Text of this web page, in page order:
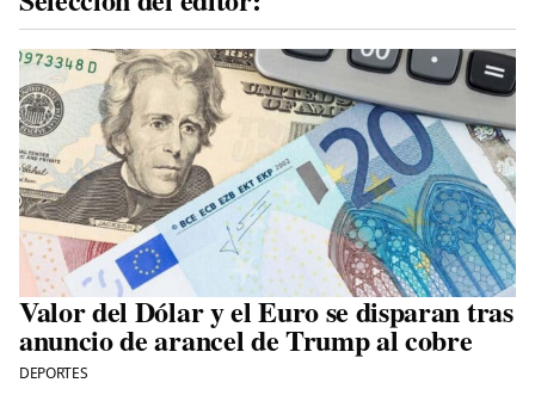
Valor del Dólar y el Euro se disparan tras
anuncio de arancel de Trump al cobre
DEPORTES